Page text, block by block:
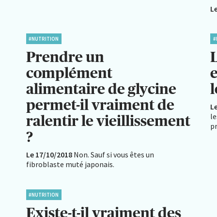
#NUTRITION
Prendre un
complément
alimentaire de glycine
permet-il vraiment de
ralentir le vieillissement
?
Le 17/10/2018 Non. Sauf si vous êtes un
fibroblaste muté japonais.
#NUTRITION
Existe-t-il vraiment des